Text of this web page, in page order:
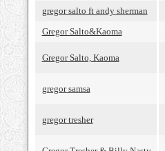
gregor salto ft andy sherman
Gregor Salto&Kaoma
Gregor Salto, Kaoma
gregor samsa
gregor tresher